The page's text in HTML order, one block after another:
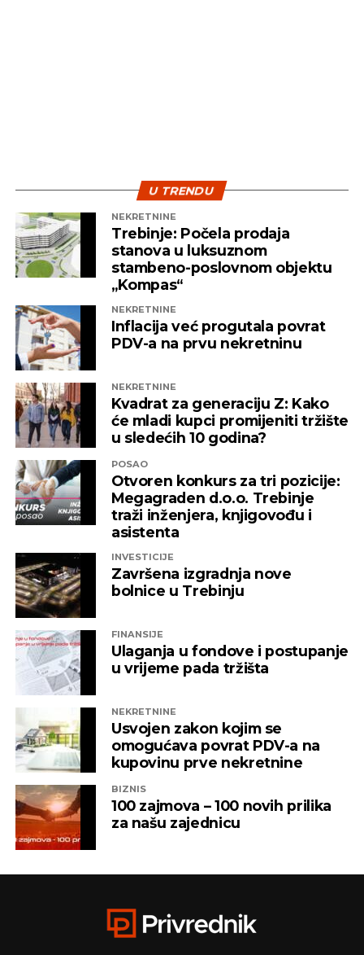
U TRENDU
NEKRETNINE
Trebinje: Počela prodaja
stanova u luksuznom
stambeno-poslovnom objektu
„Kompas“
NEKRETNINE
Inflacija već progutala povrat
PDV-a na prvu nekretninu
NEKRETNINE
Kvadrat za generaciju Z: Kako
će mladi kupci promijeniti tržište
u sledećih 10 godina?
POSAO
Otvoren konkurs za tri pozicije:
Megagraden d.o.o. Trebinje
traži inženjera, knjigovođu i
asistenta
INVESTICIJE
Završena izgradnja nove
bolnice u Trebinju
FINANSIJE
Ulaganja u fondove i postupanje
u vrijeme pada tržišta
NEKRETNINE
Usvojen zakon kojim se
omogućava povrat PDV-a na
kupovinu prve nekretnine
BIZNIS
100 zajmova – 100 novih prilika
za našu zajednicu